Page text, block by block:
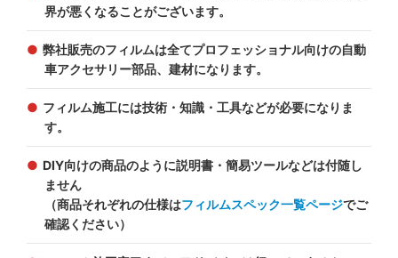
界が悪くなることがございます。
弊社販売のフィルムは全てプロフェッショナル向けの自動
車アクセサリー部品、建材になります。
フィルム施工には技術・知識・工具などが必要になりま
す。
DIY向けの商品のように説明書・簡易ツールなどは付随し
ません
（商品それぞれの仕様はフィルムスペック一覧ページでご
確認ください）